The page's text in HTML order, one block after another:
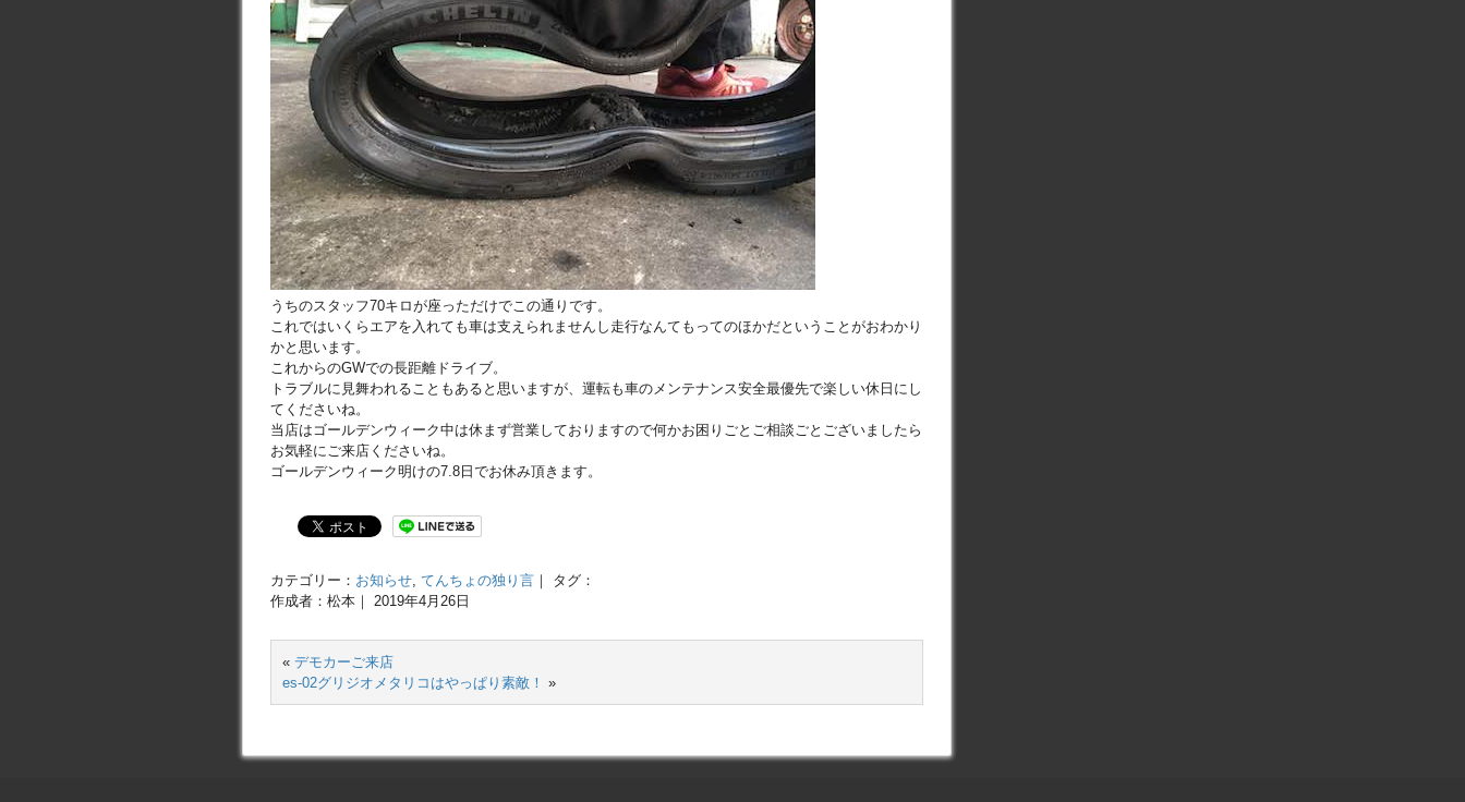
うちのスタッフ70キロが座っただけでこの通りです。
これではいくらエアを入れても車は支えられませんし走行なんてもってのほかだということがおわかり
かと思います。
これからのGWでの長距離ドライブ。
トラブルに見舞われることもあると思いますが、運転も車のメンテナンス安全最優先で楽しい休日にし
てくださいね。
当店はゴールデンウィーク中は休まず営業しておりますので何かお困りごとご相談ごとございましたら
お気軽にご来店くださいね。
ゴールデンウィーク明けの7.8日でお休み頂きます。
カテゴリー： お知らせ てんちょの独り言 ｜ タグ：
作成者：松本｜ 2019年4月26日
« デモカーご来店
es-02グリジオメタリコはやっぱり素敵！ »